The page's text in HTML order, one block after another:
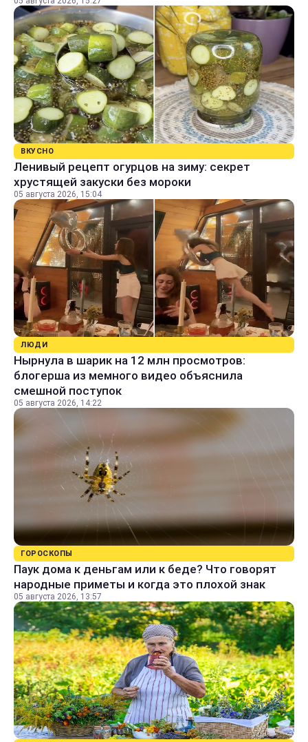
ВКУСНО
Ленивый рецепт огурцов на зиму: секрет
хрустящей закуски без мороки
05 августа 2026, 15:04
ЛЮДИ
Нырнула в шарик на 12 млн просмотров:
блогерша из мемного видео объяснила
смешной поступок
05 августа 2026, 14:22
ГОРОСКОПЫ
Паук дома к деньгам или к беде? Что говорят
народные приметы и когда это плохой знак
05 августа 2026, 13:57